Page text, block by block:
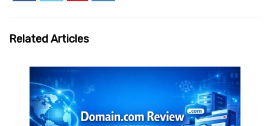
Related Articles